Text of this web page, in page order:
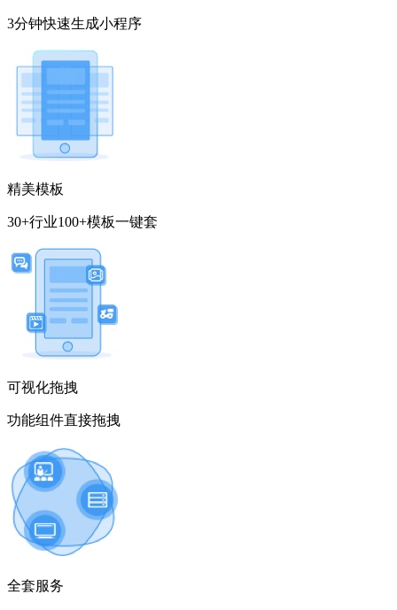
3分钟快速生成小程序
精美模板
30+行业100+模板一键套
可视化拖拽
功能组件直接拖拽
全套服务